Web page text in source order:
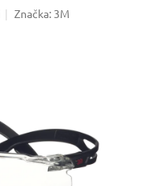
Značka: 3M